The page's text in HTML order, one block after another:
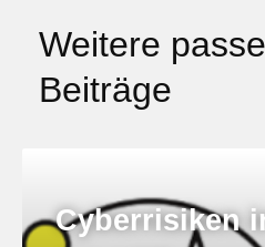
Weitere
Beiträge
Cyberrisiken